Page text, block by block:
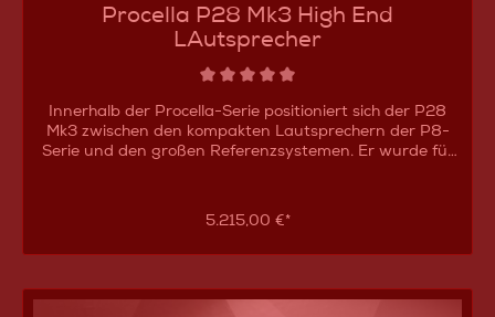
Procella P28 Mk3 High End
LAutsprecher
Innerhalb der Procella-Serie positioniert sich der P28
Mk3 zwischen den kompakten Lautsprechern der P8-
Serie und den großen Referenzsystemen. Er wurde für
beschallt werden sollen, ohne auf besonders große
Lautsprecher zurückgreifen zu müssen. Durch seinen
Aufbau bietet der P28 Mk3 hohe Leistungsreserven und
Filmeffekten. Selbst bei anspruchsvollen Filmszenen
5.215,00 €*